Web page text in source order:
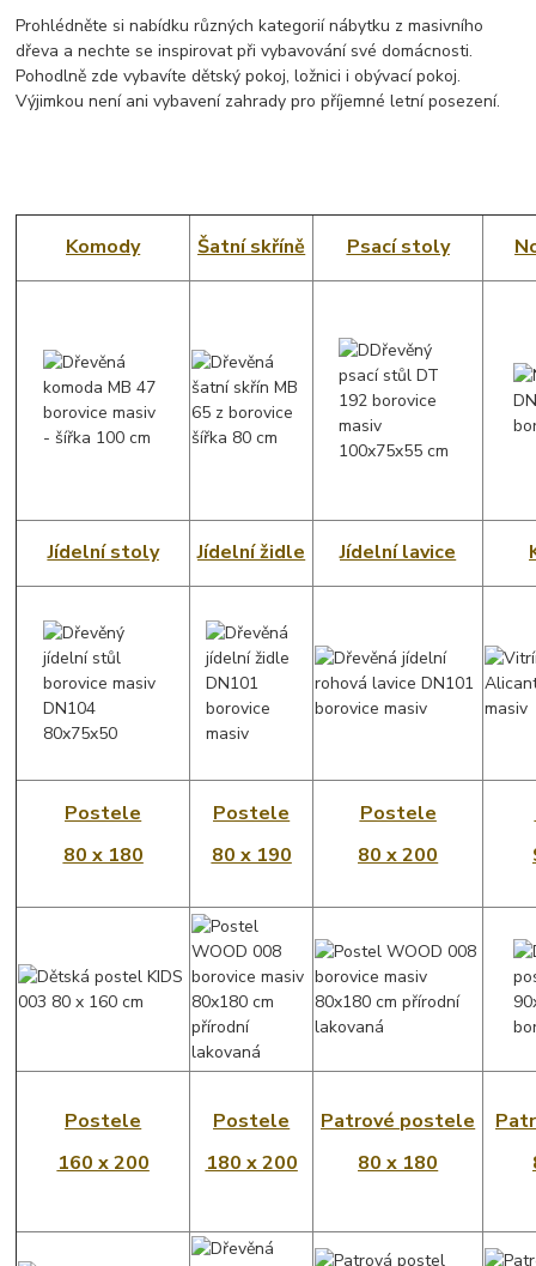
Prohlédněte si nabídku různých kategorií nábytku z masivního
dřeva a nechte se inspirovat při vybavování své domácnosti.
Pohodlně zde vybavíte dětský pokoj, ložnici i obývací pokoj.
Výjimkou není ani vybavení zahrady pro příjemné letní posezení.
Komody Šatní skříně Psací stoly
Jídelní stoly Jídelní židle Jídelní lavice
Postele
80 x 180
Postele
80 x 190
Postele
80 x 200
Postele
160 x 200
Postele
180 x 200
Patrové postele
80 x 180